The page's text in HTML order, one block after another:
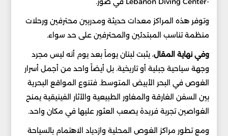
وتوفر هذه المراكز معدات حديثة ومدربين محترفين ورحلات
منظمة تناسب المبتدئين والمحترفين على حد سواء.
وفي نهاية المقال، يثبت لبنان يوماً بعد يوم أنه ليس مجرد
وجهة سياحية جبلية أو تاريخية. بل أيضاً واحد من أجمل أسرار
الغوص في البحر الأبيض المتوسط. فتنوع المواقع البحرية
بين السفن الغارقة والمغاور الطبيعية والآثار الفينيقية يمنح
الغواصين تجربة فريدة يصعب العثور عليها في مكان واحد.
ومع تطور مراكز الغوص المحلية وازدياد الاهتمام بالسياحة